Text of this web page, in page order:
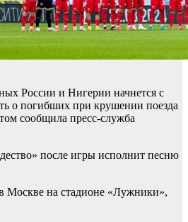
России и Нигерии начнется с
о погибших при крушении поезда
сообщила пресс-служба
после игры исполнит песню
Москве на стадионе «Лужники»,